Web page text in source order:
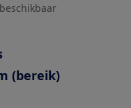
(bereik)